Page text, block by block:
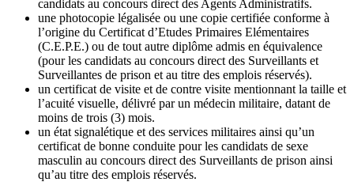
candidats au concours direct des Agents Administratifs.
une photocopie légalisée ou une copie certifiée conforme à
l’origine du Certificat d’Etudes Primaires Elémentaires
(C.E.P.E.) ou de tout autre diplôme admis en équivalence
(pour les candidats au concours direct des Surveillants et
Surveillantes de prison et au titre des emplois réservés).
un certificat de visite et de contre visite mentionnant la taille et
l’acuité visuelle, délivré par un médecin militaire, datant de
moins de trois (3) mois.
un état signalétique et des services militaires ainsi qu’un
certificat de bonne conduite pour les candidats de sexe
masculin au concours direct des Surveillants de prison ainsi
qu’au titre des emplois réservés.